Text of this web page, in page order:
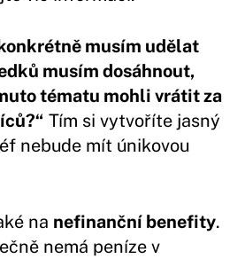
musím udělat
musím dosáhnout,
tématu mohli vrátit za
Tím si vytvoříte jasný
nebude mít únikovou
na nefinanční benefity.
nemá peníze v